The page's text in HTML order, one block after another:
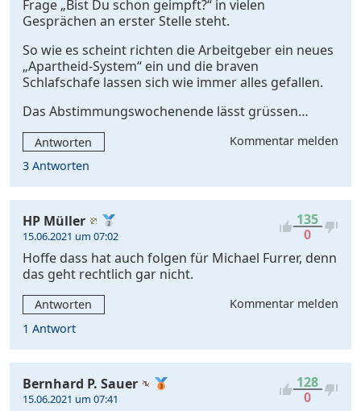
Frage „Bist Du schon geimpft?“ in vielen
Gesprächen an erster Stelle steht.
So wie es scheint richten die Arbeitgeber ein neues
„Apartheid-System“ ein und die braven
Schlafschafe lassen sich wie immer alles gefallen.
Das Abstimmungswochenende lässt grüssen…
Antworten
Kommentar melden
3 Antworten
135
0
HP Müller
15.06.2021 um 07:02
Hoffe dass hat auch folgen für Michael Furrer, denn
das geht rechtlich gar nicht.
Antworten
Kommentar melden
1 Antwort
128
0
Bernhard P. Sauer
15.06.2021 um 07:41